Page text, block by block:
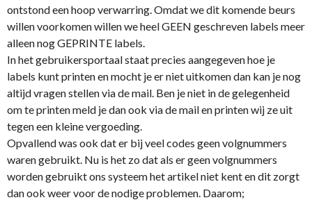
ontstond een hoop verwarring. Omdat we dit komende beurs
willen voorkomen willen we heel GEEN geschreven labels meer
alleen nog GEPRINTE labels.
In het gebruikersportaal staat precies aangegeven hoe je
labels kunt printen en mocht je er niet uitkomen dan kan je nog
altijd vragen stellen via de mail. Ben je niet in de gelegenheid
om te printen meld je dan ook via de mail en printen wij ze uit
tegen een kleine vergoeding.
Opvallend was ook dat er bij veel codes geen volgnummers
waren gebruikt. Nu is het zo dat als er geen volgnummers
worden gebruikt ons systeem het artikel niet kent en dit zorgt
dan ook weer voor de nodige problemen. Daarom;